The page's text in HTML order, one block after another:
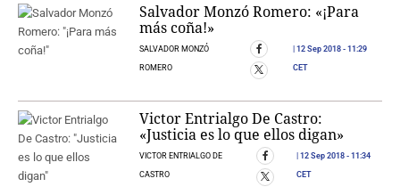
Salvador Monzó Romero: «¡Para
más coña!»
SALVADOR MONZÓ
ROMERO
12 Sep 2018- 11:29
CET
Victor Entrialgo De Castro:
«Justicia es lo que ellos digan»
VICTOR ENTRIALGO DE
CASTRO
12 Sep 2018- 11:34
CET